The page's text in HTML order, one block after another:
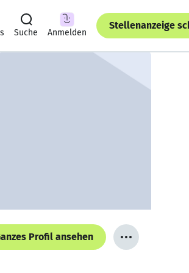
Suche Anmelden
Stellenanzeige
Profil ansehen